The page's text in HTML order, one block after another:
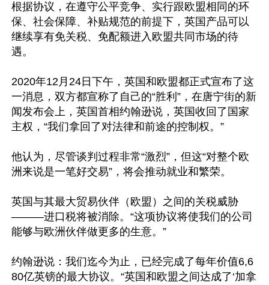
根据协议，在遵守公平竞争、实行跟欧盟相同的环
保、社会保障、补贴规范的前提下，英国产品可以
继续享有免关税、免配额进入欧盟共同市场的待
遇。
2020年12月24日下午，英国和欧盟都正式宣布了这
一消息，双方都宣称了自己的“胜利”，在唐宁街的新
闻发布会上，英国首相约翰逊说，英国收回了国家
主权，“我们拿回了对法律和前途的控制权。”
他认为，尽管谈判过程非常“激烈”，但这“对整个欧
洲来说是一笔好交易”，将会推动就业和繁荣。
英国与其最大贸易伙伴（欧盟）之间的关税威胁
———进口税将被消除。“这项协议将使我们的公司
能够与欧洲伙伴做更多的生意。”
约翰逊说：我们迄今为止，已经完成了每年价值6,6
80亿英镑的最大协议。“英国和欧盟之间达成了‘加拿